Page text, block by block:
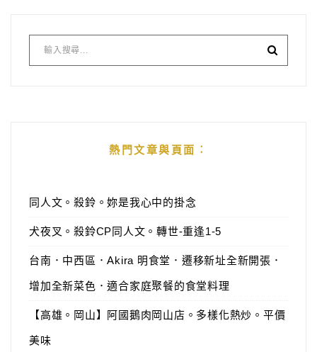
熱門文章與頁面︰
同人文。殺鈴。妳是我心中的掛念
犬夜叉。殺鈴CP同人文。轉世-重逢1-5
台南．中西區．Akira 明食堂．遷移新址全新開張．
增加全新菜色．適合家庭聚餐的食堂料理
【高雄。岡山】阿國鵝肉岡山店。多樣化熱炒。平價
美味